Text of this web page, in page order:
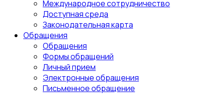
Международное сотрудничество
Доступная среда
Законодательная карта
Обращения
Обращения
Формы обращений
Личный прием
Электронные обращения
Письменное обращение